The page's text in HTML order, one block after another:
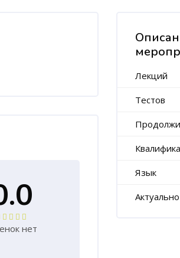
нет
Лекций
Тестов
Язык
Актуально